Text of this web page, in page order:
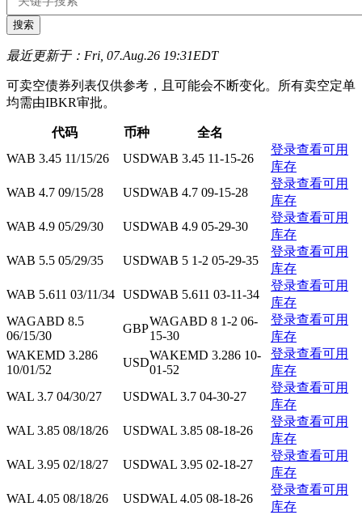
最近更新于：Fri, 07.Aug.26 19:31EDT
可卖空债券列表仅供参考，且可能会不断变化。所有卖空定单
均需由IBKR审批。
代码 币种
全名
WAB 3.45 11/15/26
USDWAB 3.45 11-15-26
登录查看可用
库存
WAB 4.7 09/15/28
USDWAB 4.7 09-15-28
登录查看可用
库存
WAB 4.9 05/29/30
USDWAB 4.9 05-29-30
登录查看可用
库存
WAB 5.5 05/29/35
USDWAB 5 1-2 05-29-35
登录查看可用
库存
WAB 5.611 03/11/34 USDWAB 5.611 03-11-34
登录查看可用
库存
WAGABD 8.5
06/15/30
GBP
WAGABD 8 1-2 06-
15-30
登录查看可用
库存
WAKEMD 3.286
10/01/52
USD
WAKEMD 3.286 10-
01-52
登录查看可用
库存
WAL 3.7 04/30/27
USDWAL 3.7 04-30-27
登录查看可用
库存
WAL 3.85 08/18/26
USDWAL 3.85 08-18-26
登录查看可用
库存
WAL 3.95 02/18/27
USDWAL 3.95 02-18-27
登录查看可用
库存
WAL 4.05 08/18/26
USDWAL 4.05 08-18-26
登录查看可用
库存